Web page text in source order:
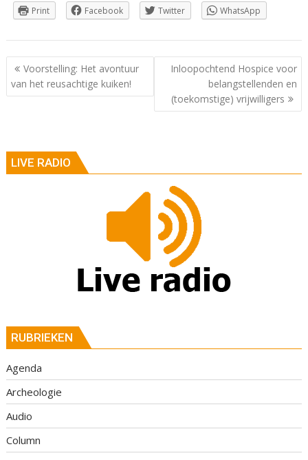
Print Facebook Twitter WhatsApp
Berichtnavigatie
Voorstelling: Het avontuur
van het reusachtige kuiken!
Inloopochtend Hospice voor
belangstellenden en
(toekomstige) vrijwilligers
LIVE RADIO
RUBRIEKEN
Agenda
Archeologie
Audio
Column